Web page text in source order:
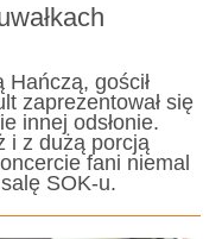
gościł
zaprezentował się
innej odsłonie.
i z dużą porcją
fani niemal
SOK-u.